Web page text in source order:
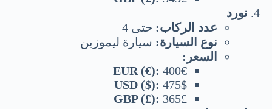
نورد
عدد الركاب: حتى 4
نوع السيارة: سيارة ليموزين
السعر:
EUR (€): 400€
USD ($): 475$
GBP (£): 365£